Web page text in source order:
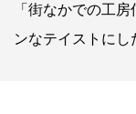
「街なかでの工
ンなテイストにし